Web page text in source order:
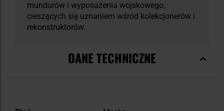
mundurów i wyposażenia wojskowego,
cieszących się uznaniem wśród kolekcjonerów i
rekonstruktorów.
DANE TECHNICZNE